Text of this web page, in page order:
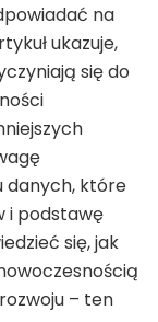
na
ukazuje,
się do
danych, które
i podstawę
się, jak
– ten